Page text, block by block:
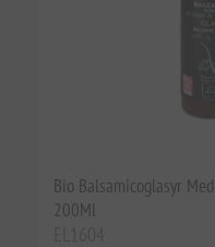
Bio Balsamicoglasyr
200Ml